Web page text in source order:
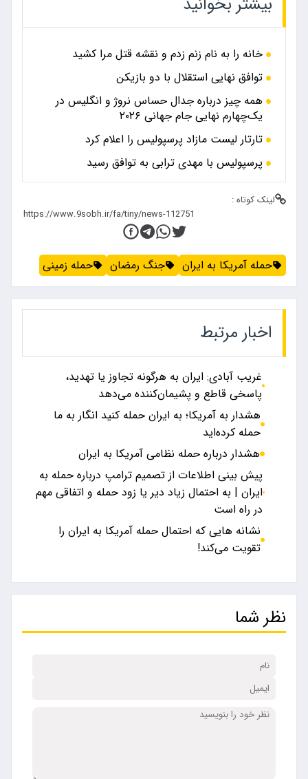
خانه را به نام زنم زدم و نقشه قتل مرا کشید
توافق نهایی استقلال با دو بازیکن
همه چیز درباره جدال حساس نروژ و انگلیس در
یک‌چهارم نهایی جام جهانی ۲۰۲۶
تارتار لیست مازاد پرسپولیس را اعلام کرد
پرسپولیس با مهدی ترابی به توافق رسید
لینک کوتاه :
حمله آمریکا به ایران جنگ رمضان حمله زمینی
اخبار مرتبط
غریب آبادی: ایران به هرگونه تجاوز یا تهدید،
پاسخی قاطع و پشیمان‌کننده می‌دهد
هشدار به آمریکا؛‌ به ایران حمله کنید انگار به ما
حمله کرده‌اید
هشدار درباره حمله نظامی آمریکا به ایران
پیش بینی اطلاعات از تصمیم ترامپ درباره حمله به
ایران | به احتمال زیاد دیر یا زود حمله‌ و اتفاقی مهم
در راه است
نشانه‌ هایی که احتمال حمله آمریکا به ایران را
تقویت می‌کند!
نظر شما